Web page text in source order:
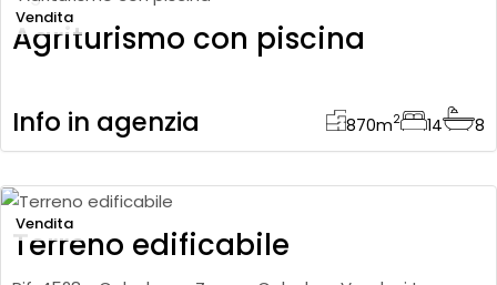
Vendita
Agriturismo con piscina
Info in agenzia 870m2 14 8
Vendita
Terreno edificabile